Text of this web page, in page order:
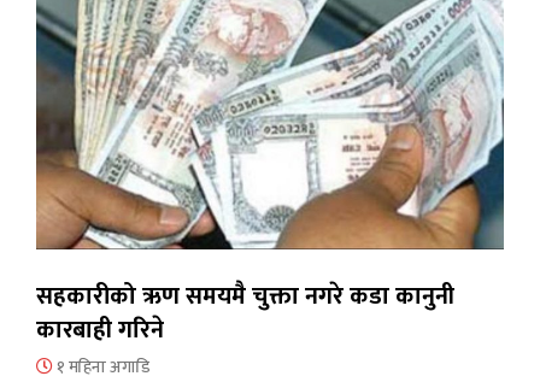
सहकारीको ऋण समयमै चुक्ता नगरे कडा कानुनी
कारबाही गरिने
१ महिना अगाडि